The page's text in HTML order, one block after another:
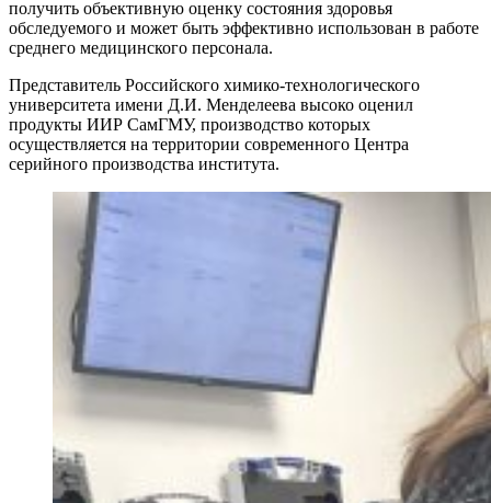
получить объективную оценку состояния здоровья
обследуемого и может быть эффективно использован в работе
среднего медицинского персонала.
Представитель Российского химико-технологического
университета имени Д.И. Менделеева высоко оценил
продукты ИИР СамГМУ, производство которых
осуществляется на территории современного Центра
серийного производства института.